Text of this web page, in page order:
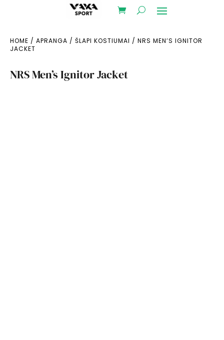
HOME / APRANGA / ŠLAPI KOSTIUMAI / NRS MEN’S IGNITOR
JACKET
NRS Men’s Ignitor Jacket